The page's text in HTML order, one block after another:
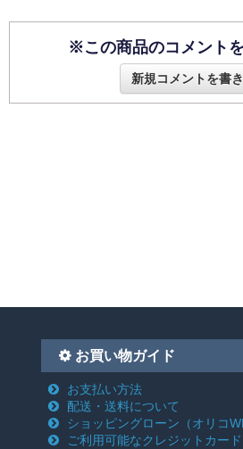
※この商品のコメント
新規コメントを書
お買い物ガイド
お支払い方法
配送・送料について
ショッピングローン （オリコ
ご利用可能なクレジットカード